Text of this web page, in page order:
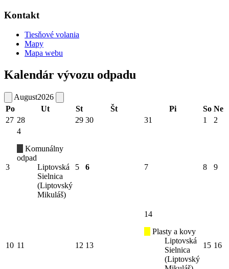
Kontakt
Tiesňové volania
Mapy
Mapa webu
Kalendár vývozu odpadu
August2026
Po
Ut St Št Pi So Ne
27 28 29 30 31 1 2
3
4
Komunálny
odpad
Liptovská
Sielnica
(Liptovský
Mikuláš)
5 6 7 8 9
10 11 12 13
14
Plasty a kovy
Liptovská
Sielnica
(Liptovský
15 16